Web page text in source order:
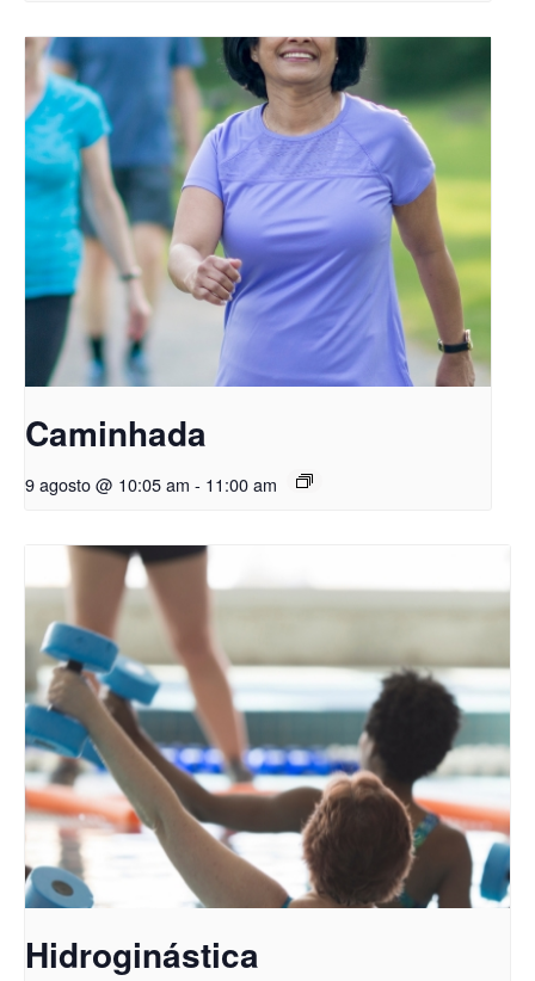
Caminhada
9 agosto @ 10:05 am - 11:00 am
Hidroginástica